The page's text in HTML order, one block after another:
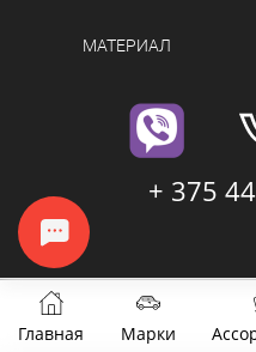
Главная Марки
МАТЕРИАЛ
+ 375